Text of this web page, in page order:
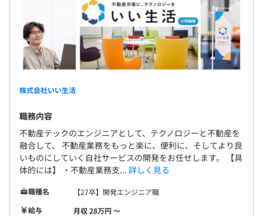
開発チームとしては、フロントエンドチームはプロダクト
ベースで構成されており、サーバーサイドチームとSREチ
ームが共通基盤として構成されています。
株式会社いい生活
職務内容
不動産テックのエンジニアとして、テクノロジーと不動産を
融合して、 不動産業務をもっと楽に、便利に、そしてより良
いものにしていく自社サービスの開発をお任せします。 【具
体的には】 ・不動産業務支... 詳しく見る
職種名
【27卒】開発エンジニア職
給与
月収 28万円 〜